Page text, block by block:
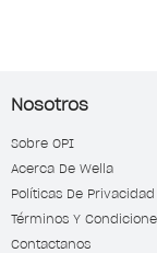
Nosotros
Sobre OPI
Acerca De Wella
Políticas De Privacidad
Términos Y
Contactanos